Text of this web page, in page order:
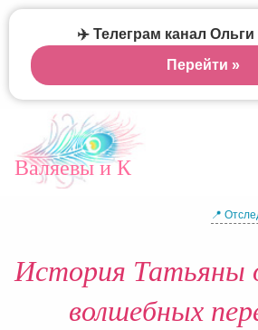
Валяевы и К
📍
История Татьяны
волшебных
✈️ Телеграм канал
Перейти »